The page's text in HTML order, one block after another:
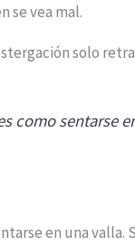
se vea mal.
como sentarse
en una